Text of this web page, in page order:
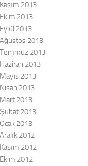
Kasım 2013
Ekim 2013
Eylül 2013
Ağustos 2013
Temmuz 2013
Haziran 2013
Mayıs 2013
Nisan 2013
Mart 2013
Şubat 2013
Ocak 2013
Aralık 2012
Kasım 2012
Ekim 2012